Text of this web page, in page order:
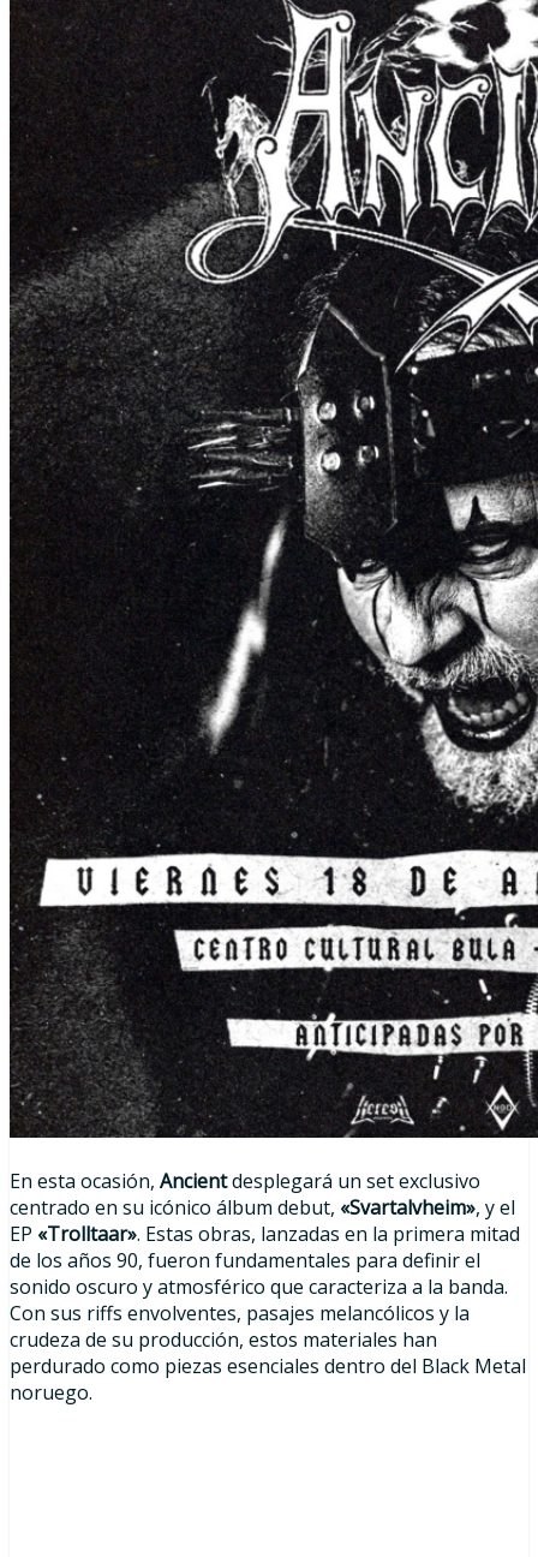
En esta ocasión, Ancientdesplegará un set exclusivo
centrado en su icónico álbum debut, «Svartalvheim», y el
EP «Trolltaar». Estas obras, lanzadas en la primera mitad
de los años 90, fueron fundamentales para definir el
sonido oscuro y atmosférico que caracteriza a la banda.
Con sus riffs envolventes, pasajes melancólicos y la
crudeza de su producción, estos materiales han
perdurado como piezas esenciales dentro del Black Metal
noruego.